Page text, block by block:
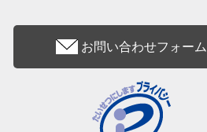
お問い合わせフォーム